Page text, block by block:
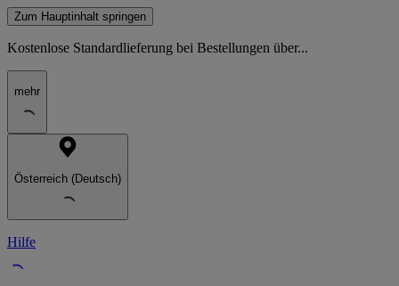
Zum Hauptinhalt springen
Kostenlose Standardlieferung bei Bestellungen über...
mehr
Österreich (Deutsch)
Hilfe